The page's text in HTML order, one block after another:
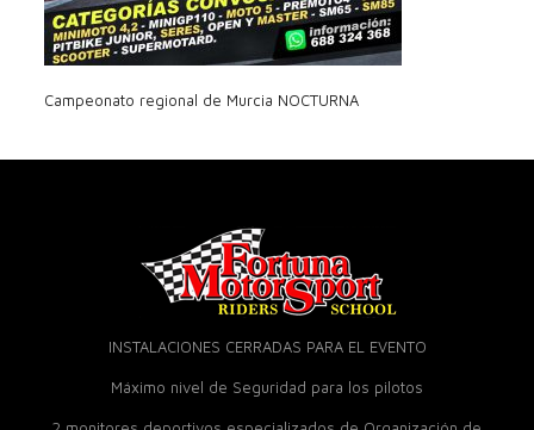
Campeonato regional de Murcia NOCTURNA
INSTALACIONES CERRADAS PARA EL EVENTO
Máximo nivel de Seguridad para los pilotos